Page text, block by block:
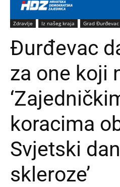
Zdravlje Iz našeg kraja Grad Đurđevac
Đurđevac
za one koji
koracima
Svjetski
skleroze’